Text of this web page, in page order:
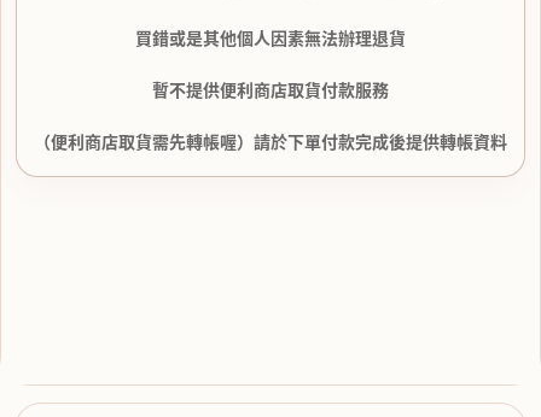
買錯或是其他個人因素無法辦理退貨
暫不提供便利商店取貨付款服務
（便利商店取貨需先轉帳喔）請於下單付款完成後提供轉帳資料